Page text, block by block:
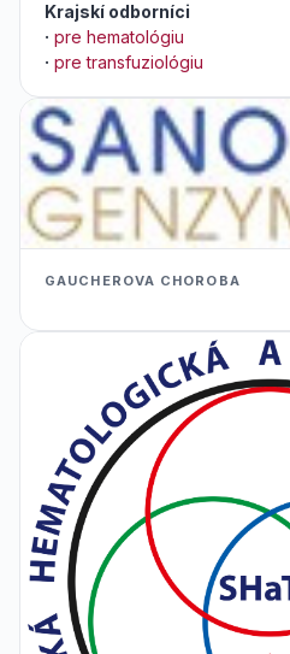
Krajskí odborníci
· pre hematológiu
· pre transfuziológiu
GAUCHEROVA CHOROBA